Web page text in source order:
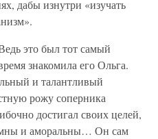
дабы изнутри «изучать
это был тот самый
знакомила его Ольга.
и талантливый
рожу соперника
достигал своих целей,
и аморальны… Он сам